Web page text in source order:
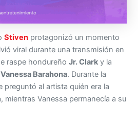
Stiven protagonizó un momento
viral durante una transmisión en
raspe hondureñoJr. Clark y la
Vanessa Barahona. Durante la
preguntó al artista quién era la
mientras Vanessa permanecía a su